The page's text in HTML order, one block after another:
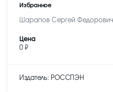
Избранное
Шарапов Сергей Федорович
Цена
0 ₽
Издатель: РОССПЭН